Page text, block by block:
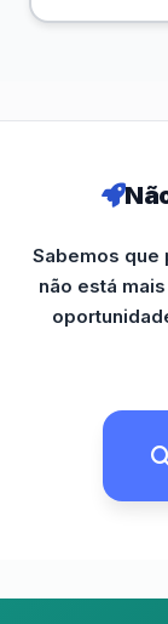
Sabemos que
não está